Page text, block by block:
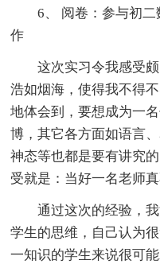
6、 阅卷：参与初
作
这次实习令我感受
浩如烟海，使得我不得
地体会到，要想成为一
博，其它各方面如语言
神态等也都是要有讲究
受就是：当好一名老师真
通过这次的经验，
学生的思维，自己认为
一知识的学生来说很可